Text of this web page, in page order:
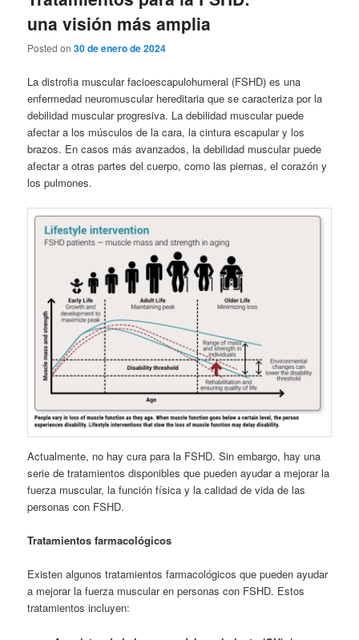
una visión más amplia
Posted on30 de enero de 2024
La distrofia muscular facioescapulohumeral (FSHD) es una
enfermedad neuromuscular hereditaria que se caracteriza por la
debilidad muscular progresiva. La debilidad muscular puede
afectar a los músculos de la cara, la cintura escapular y los
brazos. En casos más avanzados, la debilidad muscular puede
afectar a otras partes del cuerpo, como las piernas, el corazón y
los pulmones.
Actualmente, no hay cura para la FSHD. Sin embargo, hay una
serie de tratamientos disponibles que pueden ayudar a mejorar la
fuerza muscular, la función física y la calidad de vida de las
personas con FSHD.
Tratamientos farmacológicos
Existen algunos tratamientos farmacológicos que pueden ayudar
a mejorar la fuerza muscular en personas con FSHD. Estos
tratamientos incluyen: